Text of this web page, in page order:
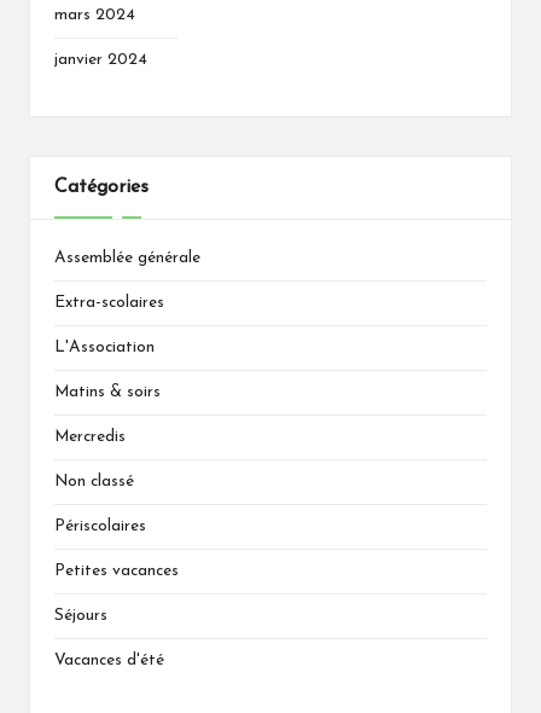
mars 2024
janvier 2024
Catégories
Assemblée générale
Extra-scolaires
L'Association
Matins & soirs
Mercredis
Non classé
Périscolaires
Petites vacances
Séjours
Vacances d'été